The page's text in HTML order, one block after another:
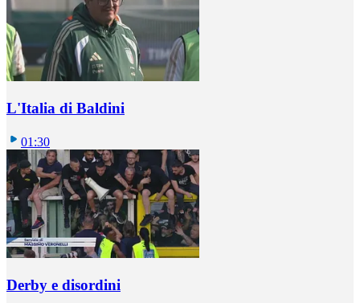
L'Italia di Baldini
01:30
Derby e disordini